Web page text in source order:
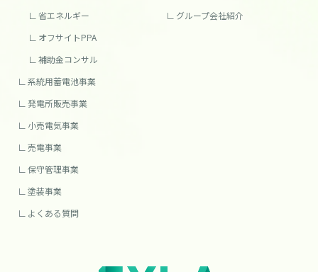
省エネルギー
オフサイトPPA
補助金コンサル
系統用蓄電池事業
発電所販売事業
小売電気事業
売電事業
保守管理事業
塗装事業
よくある質問
グループ会社紹介